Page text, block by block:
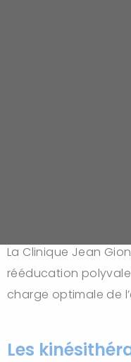
La Clinique Jean
rééducation
charge optimale de
Les